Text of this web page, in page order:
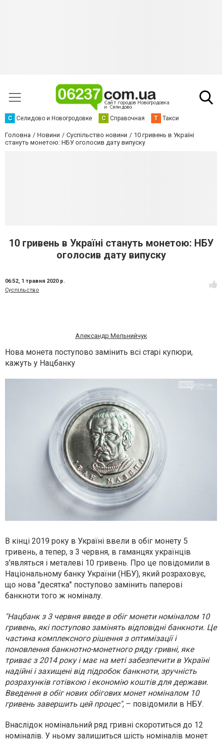
С Селидово и Новогродовке С Справочная Т Такси
Головна Новини Суспільство новини
10 гривень в Україні
стануть монетою: НБУ оголосив дату випуску
10 гривень в Україні стануть монетою: НБУ
оголосив дату випуску
06:52, 1 травня 2020 р.
Суспільство
Александр Мельнийчук
Нова монета поступово замінить всі старі купюри,
кажуть у Нацбанку
В кінці 2019 року в Україні ввели в обіг монету 5
гривень, а тепер, з 3 червня, в гаманцях українців
з'являться і металеві 10 гривень. Про це повідомили в
Національному банку України (НБУ), який розраховує,
що нова "десятка" поступово замінить паперові
банкноти того ж номіналу.
"Нацбанк з 3 червня введе в обіг монети номіналом 10
гривень, які поступово замінять відповідні банкноти. Це
частина комплексного рішення з оптимізації і
поновлення банкнотно-монетного ряду гривні, яке
триває з 2014 року і має на меті забезпечити в Україні
надійні і захищені від підробок банкноти, зручність
розрахунків готівкою і економію коштів для держави.
Введення в обіг нових обігових монет номіналом 10
гривень завершить цей процес", – повідомили в НБУ.
Внаслідок номінальний ряд гривні скоротиться до 12
номіналів. У ньому залишиться шість номіналів монет